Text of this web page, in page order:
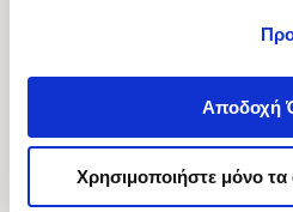
Αποδοχή
Χρησιμοποιήστε μόνο
Ασκληπιού 1-3,
Δευτέρα -
Εξυπηρέτηση Πελατών